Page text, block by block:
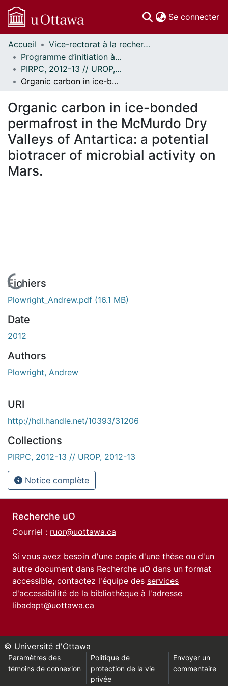
Se connecter
Communautés
et collections
Parcourir
Statistiques
À propos
Accueil
Vice-rectorat à la recherche // Office of the V-P, Research
Programme d’initiation à la recherche au premier cycle (PIRPC) // Undergraduate Research Opportunity Program (UROP)
PIRPC, 2012-13 // UROP, 2012-13
Organic carbon in ice-bonded permafrost in the McMurdo Dry Valleys of Antartica: a potential biotracer of microbial activity on Mars.
Organic carbon in ice-bonded
permafrost in the McMurdo Dry
Valleys of Antartica: a potential
biotracer of microbial activity on
Mars.
En cours de chargement...
Fichiers
Plowright_Andrew.pdf (16.1 MB)
Date
2012
Authors
Plowright, Andrew
URI
http://hdl.handle.net/10393/31206
Collections
PIRPC, 2012-13 // UROP, 2012-13
Notice complète
Recherche uO
Courriel : ruor@uottawa.ca
Si vous avez besoin d'une copie d'une thèse ou d'un
autre document dans Recherche uO dans un format
accessible, contactez l'équipe des services
d'accessibilité de la bibliothèque à l'adresse
libadapt@uottawa.ca
© Université d'Ottawa
Paramètres des
témoins de connexion
Politique de
protection de la vie
privée
Envoyer un
commentaire